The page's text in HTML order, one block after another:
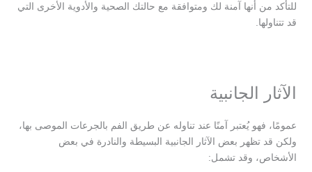
للتأكد من أنها آمنة لك ومتوافقة مع حالتك الصحية والأدوية الأخرى التي
قد تتناولها.
الآثار الجانبية
عمومًا، فهو يُعتبر آمنًا عند تناوله عن طريق الفم بالجرعات الموصى بها،
ولكن قد تظهر بعض الآثار الجانبية البسيطة والنادرة في بعض
الأشخاص، وقد تشمل: